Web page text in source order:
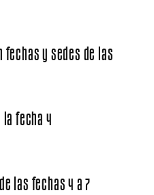
y sedes de las
fecha 4
las fechas 4 a 7